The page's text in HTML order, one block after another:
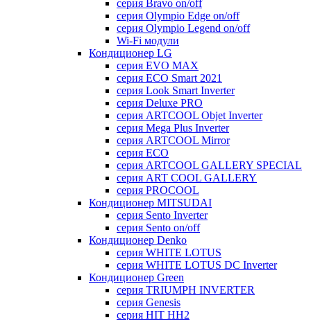
серия Bravo on/off
серия Olympio Edge on/off
серия Olympio Legend on/off
Wi-Fi модули
Кондиционер LG
серия EVO MAX
серия ECO Smart 2021
серия Look Smart Inverter
серия Deluxe PRO
серия ARTCOOL Objet Inverter
серия Mega Plus Inverter
серия ARTCOOL Mirror
серия ECO
серия ARTCOOL GALLERY SPECIAL
серия ART COOL GALLERY
серия PROCOOL
Кондиционер MITSUDAI
серия Sento Inverter
серия Sento on/off
Кондиционер Denko
серия WHITE LOTUS
серия WHITE LOTUS DC Inverter
Кондиционер Green
серия TRIUMPH INVERTER
серия Genesis
серия HIT HH2